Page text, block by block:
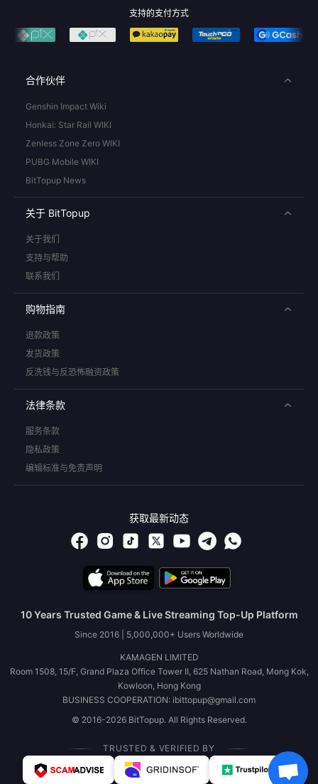
支持的支付方式
合作伙伴
Genshin Impact Wiki
Honkai: Star Rail WIKI
Zenless Zone Zero WIKI
PUBG Mobile WIKI
BitTopup News
关于 BitTopup
关于我们
支持与帮助
联系我们
购物指南
退款政策
发货政策
反洗钱与反恐怖融资政策
法律条款
服务条款
隐私政策
编辑标准与免责声明
获取最新动态
10 Years Trusted Game & Live Streaming Top-Up Platform
Since 2016 | 5,000,000+ Users Worldwide
KAMAGEN LIMITED
Room 1508, 15/F, Grand Plaza Office Tower II, 625 Nathan Road, Mong Kok,
Kowloon, Hong Kong
BUSINESS COOPERATION: ibittopup@gmail.com
© 2016-2026 BitTopup. All Rights Reserved.
TRUSTED & VERIFIED BY